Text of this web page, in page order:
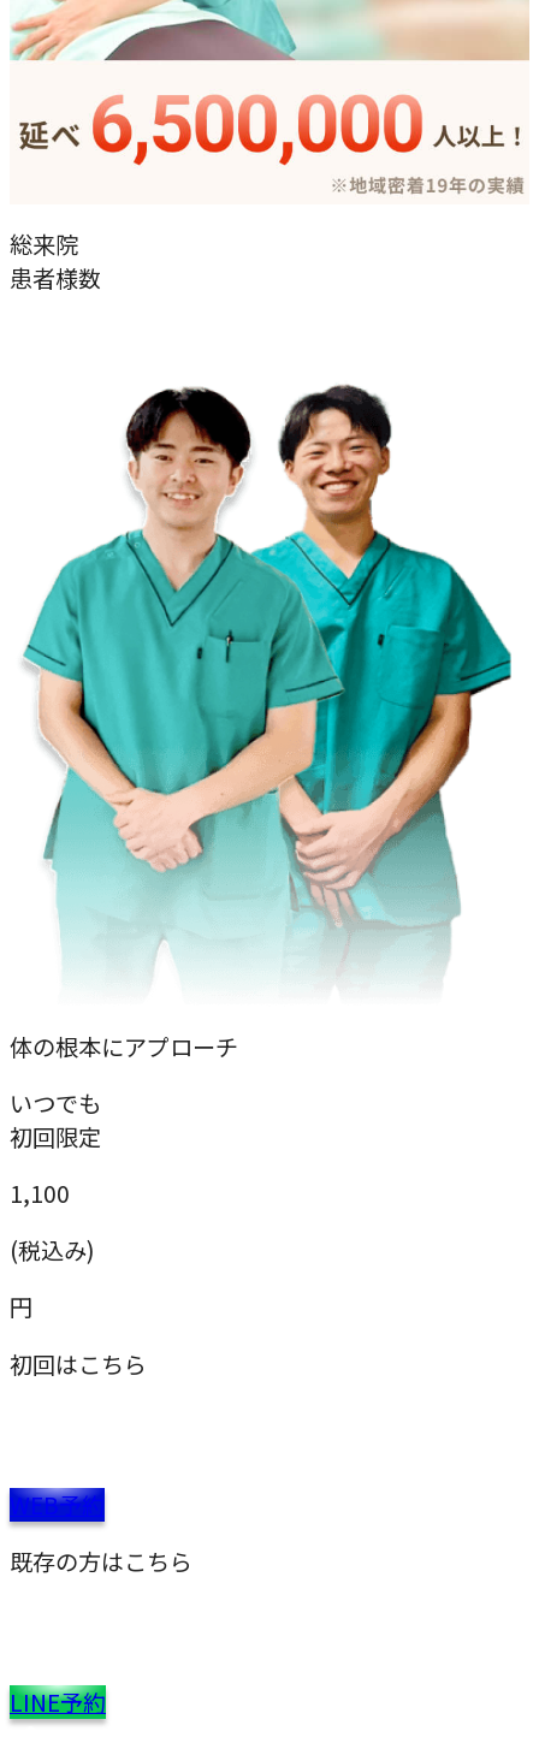
総来院
患者様数
体の根本にアプローチ
いつでも
初回限定
1,100
(税込み)
円
初回はこちら
WEB予約
既存の方はこちら
LINE予約